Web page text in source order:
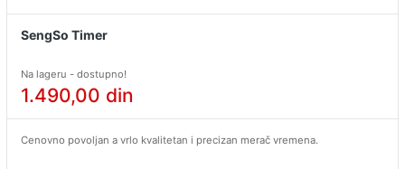
SengSo Timer
Na lageru - dostupno!
1.490,00 din
Cenovno povoljan a vrlo kvalitetan i precizan merač vremena.